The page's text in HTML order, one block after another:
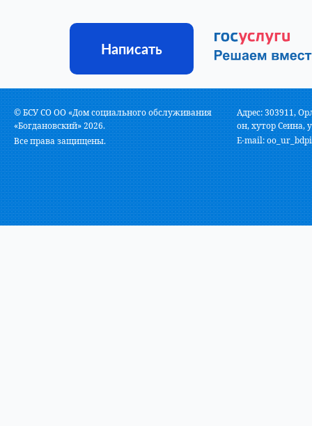
Написать
© БСУ СО ОО «Дом социального обслуживания
«Богдановский» 2026.
Все права защищены.
Адрес: 303911,
он, хутор Сеина,
E-mail: